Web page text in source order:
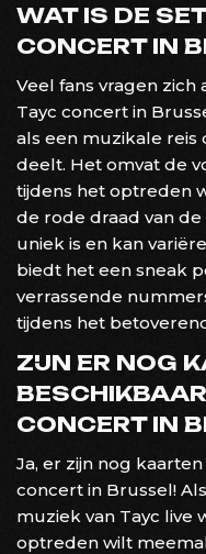
WAT IS DE
CONCERT IN
Veel fans vragen zich
Tayc concert in
als een muzikale reis
deelt. Het omvat de
tijdens het optreden
de rode draad van
uniek is en kan
biedt het een sneak
verrassende
tijdens het
ZIJN ER NOG
CONCERT IN
Ja, er zijn nog
concert in Brussel!
muziek van Tayc live
optreden wilt